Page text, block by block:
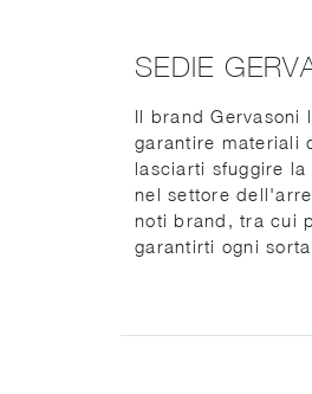
SEDIE
Il brand
garantire materiali
lasciarti sfuggire
nel settore
noti brand, tra cui
garantirti ogni